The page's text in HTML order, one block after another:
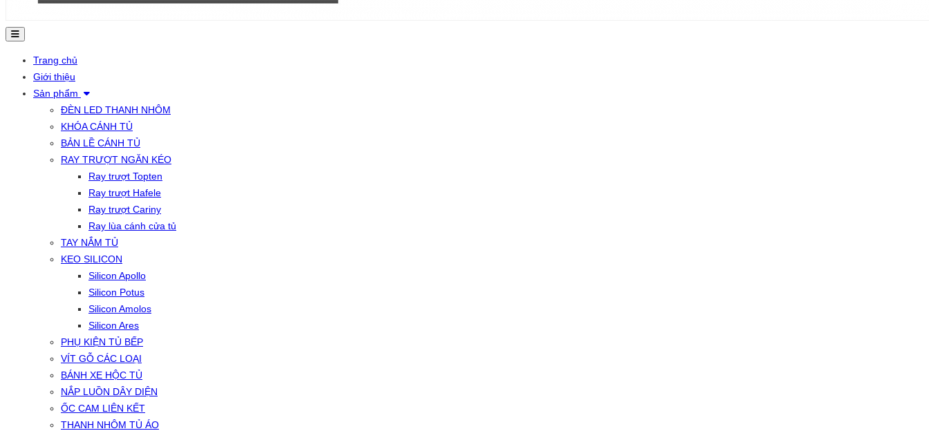
Trang chủ
Giới thiệu
Sản phẩm
ĐÈN LED THANH NHÔM
KHÓA CÁNH TỦ
BẢN LỀ CÁNH TỦ
RAY TRƯỢT NGĂN KÉO
Ray trượt Topten
Ray trượt Hafele
Ray trượt Cariny
Ray lùa cánh cửa tủ
TAY NẮM TỦ
KEO SILICON
Silicon Apollo
Silicon Potus
Silicon Amolos
Silicon Ares
PHỤ KIỆN TỦ BẾP
VÍT GỖ CÁC LOẠI
BÁNH XE HỘC TỦ
NẮP LUỒN DÂY DIỆN
ỐC CAM LIÊN KẾT
THANH NHÔM TỦ ÁO